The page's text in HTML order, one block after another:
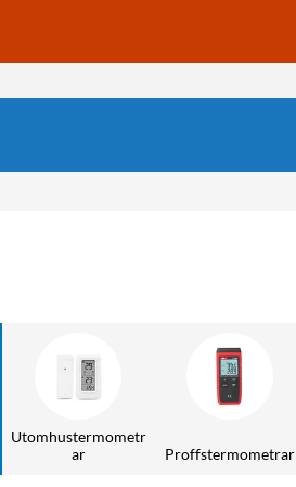
Utomhustermometr
ar
Proffstermometrar